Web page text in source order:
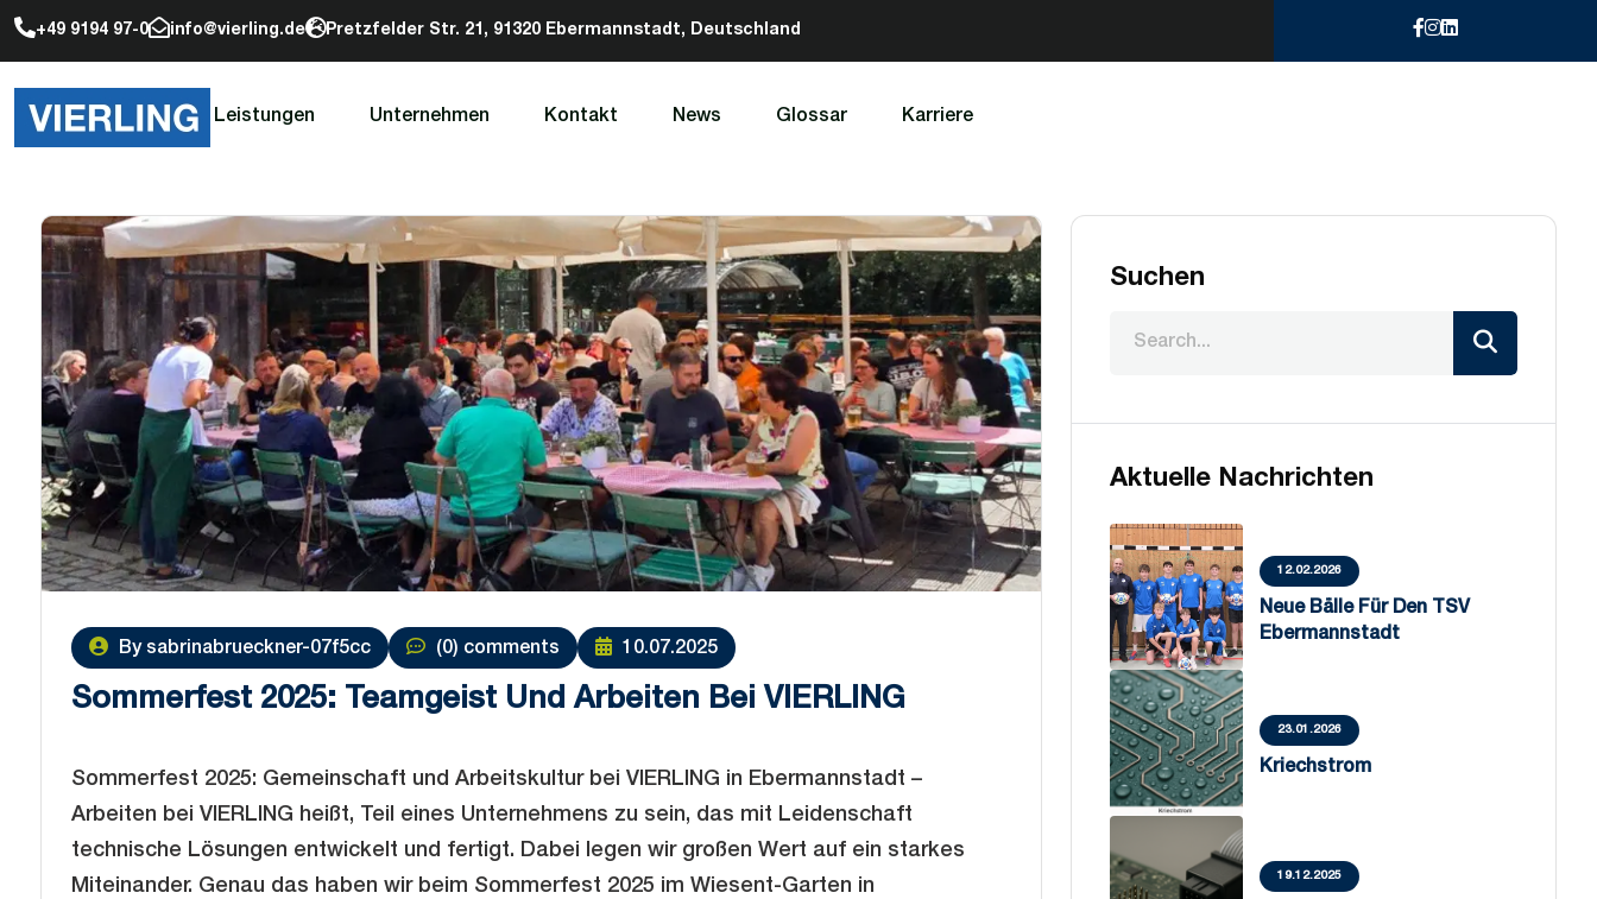
+49 9194 97-0 info@vierling.de Pretzfelder Str. 21, 91320 Ebermannstadt, Deutschland
Leistungen Unternehmen Kontakt News Glossar Karriere
By sabrinabrueckner-07f5cc (0) comments 10.07.2025
Sommerfest 2025: Teamgeist Und Arbeiten Bei VIERLING
Sommerfest 2025: Gemeinschaft und Arbeitskultur bei VIERLING in Ebermannstadt –
Arbeiten bei VIERLING heißt, Teil eines Unternehmens zu sein, das mit Leidenschaft
technische Lösungen entwickelt und fertigt. Dabei legen wir großen Wert auf ein starkes
Miteinander. Genau das haben wir beim Sommerfest 2025 im Wiesent-Garten in
Suchen
Aktuelle Nachrichten
12.02.2026
Neue Bälle Für Den TSV
Ebermannstadt
23.01.2026
Kriechstrom
19.12.2025